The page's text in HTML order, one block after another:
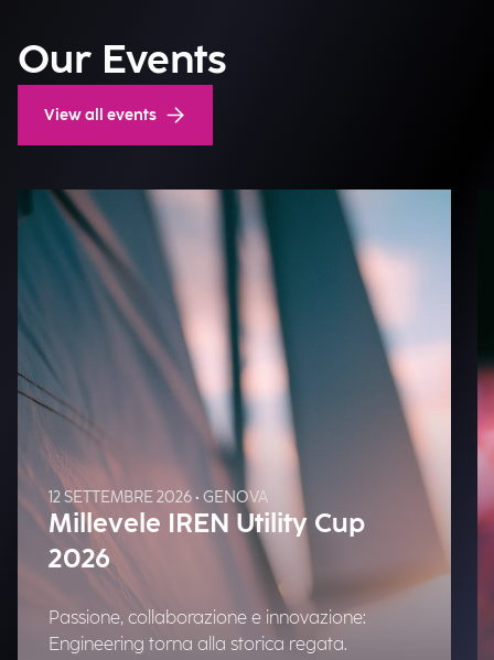
Our Events
View all events
12 SETTEMBRE 2026 • GENOVA
Millevele IREN Utility Cup
2026
Passione, collaborazione e innovazione:
Engineering torna alla storica regata.